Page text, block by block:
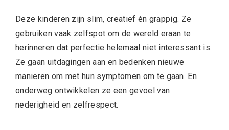
Deze kinderen zijn slim, creatief én grappig. Ze
gebruiken vaak zelfspot om de wereld eraan te
herinneren dat perfectie helemaal niet interessant is.
Ze gaan uitdagingen aan en bedenken nieuwe
manieren om met hun symptomen om te gaan. En
onderweg ontwikkelen ze een gevoel van
nederigheid en zelfrespect.